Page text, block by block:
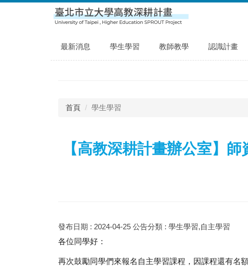
最新消息 學生學習 教師教學 認識計畫
首頁 學生學習
【高教深耕計畫辦公室】
發布日期 : 2024-04-25 公告分類 : 學生學習,自主學習
各位同學好：
再次鼓勵同學們來報名自主學習課程，因課程還有名